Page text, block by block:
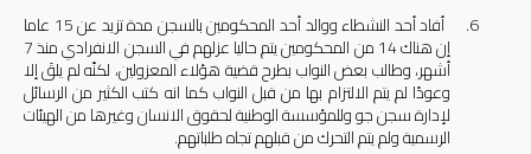
6.
أفاد أحد النشطاء ووالد أحد المحكومين بالسجن مدة تزيد عن 15 عاما
إن هناك 14 من المحكومين يتم حاليا عزلهم في السجن الانفرادي منذ 7
أشهر، وطالب بعض النواب بطرح قضية هؤلاء المعزولين، لكنّه لم يلقَ إلا
وعودًا لم يتم الالتزام بها من قبل النواب كما انه كتب الكثير من الرسائل
لإدارة سجن جو وللمؤسسة الوطنية لحقوق الانسان وغيرها من الهيئات
الرسمية ولم يتم التحرك من قبلهم تجاه طلباتهم.